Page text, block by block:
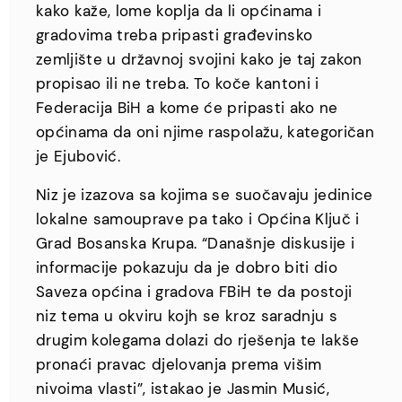
kako kaže, lome koplja da li općinama i
gradovima treba pripasti građevinsko
zemljište u državnoj svojini kako je taj zakon
propisao ili ne treba. To koče kantoni i
Federacija BiH a kome će pripasti ako ne
općinama da oni njime raspolažu, kategoričan
je Ejubović.
Niz je izazova sa kojima se suočavaju jedinice
lokalne samouprave pa tako i Općina Ključ i
Grad Bosanska Krupa. “Današnje diskusije i
informacije pokazuju da je dobro biti dio
Saveza općina i gradova FBiH te da postoji
niz tema u okviru kojh se kroz saradnju s
drugim kolegama dolazi do rješenja te lakše
pronaći pravac djelovanja prema višim
nivoima vlasti”, istakao je Jasmin Musić,